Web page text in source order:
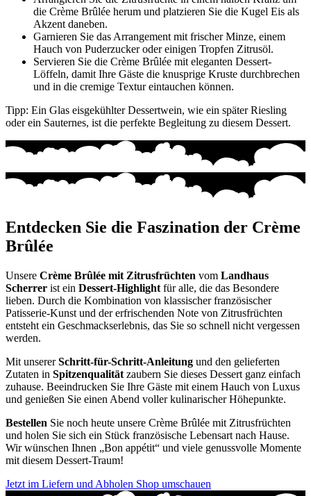
die Crème Brûlée herum und platzieren Sie die Kugel Eis als
Akzent daneben.
Garnieren Sie das Arrangement mit frischer Minze, einem
Hauch von Puderzucker oder einigen Tropfen Zitrusöl.
Servieren Sie die Crème Brûlée mit eleganten Dessert-
Löffeln, damit Ihre Gäste die knusprige Kruste durchbrechen
und in die cremige Textur eintauchen können.
Tipp: Ein Glas eisgekühlter Dessertwein, wie ein später Riesling
oder ein Sauternes, ist die perfekte Begleitung zu diesem Dessert.
Entdecken Sie die Faszination der Crème
Brûlée
Unsere Crème Brûlée mit Zitrusfrüchten vom Landhaus
Scherrer ist ein Dessert-Highlight für alle, die das Besondere
lieben. Durch die Kombination von klassischer französischer
Patisserie-Kunst und der erfrischenden Note von Zitrusfrüchten
entsteht ein Geschmackserlebnis, das Sie so schnell nicht vergessen
werden.
Mit unsererSchritt-für-Schritt-Anleitung und den gelieferten
Zutaten in Spitzenqualität zaubern Sie dieses Dessert ganz einfach
zuhause. Beeindrucken Sie Ihre Gäste mit einem Hauch von Luxus
und genießen Sie einen Abend voller kulinarischer Höhepunkte.
Bestellen Sie noch heute unsere Crème Brûlée mit Zitrusfrüchten
und holen Sie sich ein Stück französische Lebensart nach Hause.
Wir wünschen Ihnen „Bon appétit“ und viele genussvolle Momente
mit diesem Dessert-Traum!
Jetzt im Liefern und Abholen Shop umschauen